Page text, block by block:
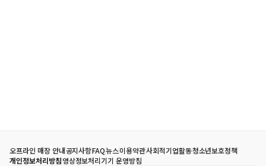
오프라인 매장 안내공지사항FAQ뉴스이용약관사회적기업활동청소년보호정책
개인정보처리방침영상정보처리기기 운영방침